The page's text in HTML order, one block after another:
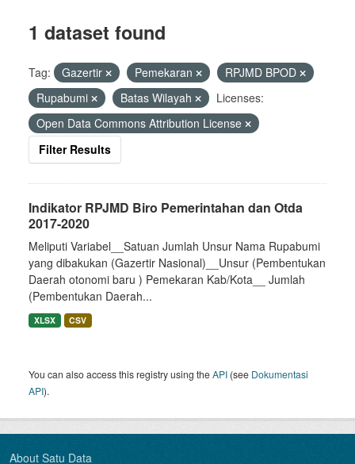
1 dataset found
Tag: Gazertir Pemekaran
RPJMD BPOD
Rupabumi
Batas Wilayah
Licenses:
Open Data Commons Attribution License
Filter Results
Indikator RPJMD Biro Pemerintahan dan Otda
2017-2020
Meliputi Variabel__Satuan Jumlah Unsur Nama Rupabumi
yang dibakukan (Gazertir Nasional)__Unsur (Pembentukan
Daerah otonomi baru ) Pemekaran Kab/Kota__ Jumlah
(Pembentukan Daerah...
XLSX CSV
You can also access this registry using theAPI (see Dokumentasi
API).
About Satu Data